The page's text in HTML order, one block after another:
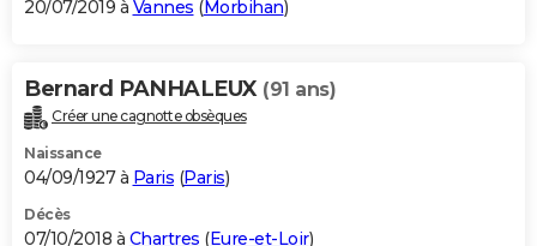
20/07/2019 à Vannes (Morbihan)
Bernard PANHALEUX (91 ans)
Créer une cagnotte obsèques
Naissance
04/09/1927 à Paris (Paris)
Décès
07/10/2018 à Chartres (Eure-et-Loir)